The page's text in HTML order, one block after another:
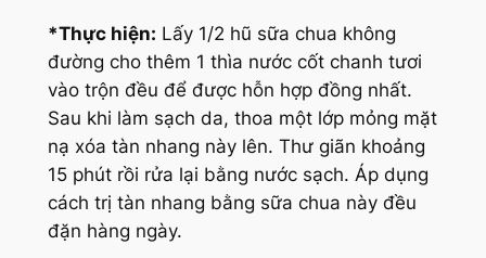
*Thực hiện: Lấy 1/2 hũ sữa chua không
đường cho thêm 1 thìa nước cốt chanh tươi
vào trộn đều để được hỗn hợp đồng nhất.
Sau khi làm sạch da, thoa một lớp mỏng mặt
nạ xóa tàn nhang này lên. Thư giãn khoảng
15 phút rồi rửa lại bằng nước sạch. Áp dụng
cách trị tàn nhang bằng sữa chua này đều
đặn hàng ngày.